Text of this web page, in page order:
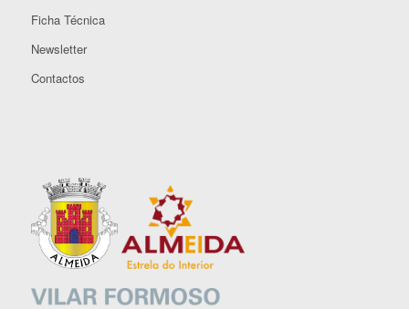
Ficha Técnica
Newsletter
Contactos